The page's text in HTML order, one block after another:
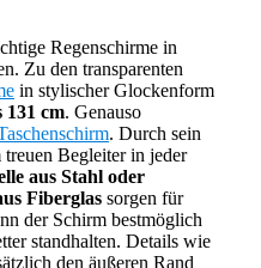
Regenschirme in
Zu den transparenten
in stylischer Glockenform
131 cm. Genauso
. Durch sein
Begleiter in jeder
aus Stahl oder
Fiberglas sorgen für
der Schirm bestmöglich
standhalten. Details wie
den äußeren Rand